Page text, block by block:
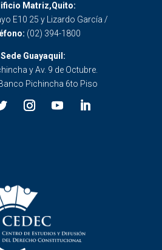
Matriz,Quito:
E10 25 y Lizardo García /
(02) 394-1800
Sede Guayaquil:
y Av. 9 de Octubre.
Pichincha 6to Piso